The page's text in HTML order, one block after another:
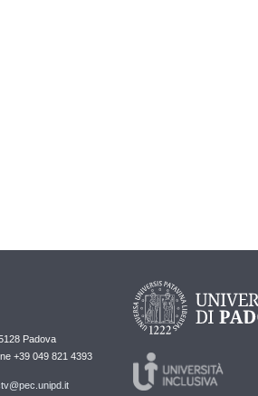
Padova
+39 049 821 4393